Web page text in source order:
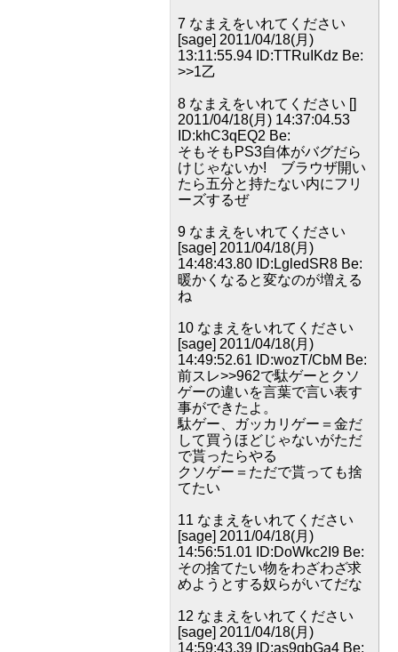
7 なまえをいれてください
[sage] 2011/04/18(月)
13:11:55.94 ID:TTRuIKdz Be:
>>1乙
8 なまえをいれてください []
2011/04/18(月) 14:37:04.53
ID:khC3qEQ2 Be:
そもそもPS3自体がバグだら
けじゃないか! ブラウザ開い
たら五分と持たない内にフリ
ーズするぜ
9 なまえをいれてください
[sage] 2011/04/18(月)
14:48:43.80 ID:LgledSR8 Be:
暖かくなると変なのが増える
ね
10 なまえをいれてください
[sage] 2011/04/18(月)
14:49:52.61 ID:wozT/CbM Be:
前スレ>>962で駄ゲーとクソ
ゲーの違いを言葉で言い表す
事ができたよ。
駄ゲー、ガッカリゲー＝金だ
して買うほどじゃないがただ
で貰ったらやる
クソゲー＝ただで貰っても捨
てたい
11 なまえをいれてください
[sage] 2011/04/18(月)
14:56:51.01 ID:DoWkc2I9 Be:
その捨てたい物をわざわざ求
めようとする奴らがいてだな
12 なまえをいれてください
[sage] 2011/04/18(月)
14:59:43.39 ID:as9gbGa4 Be: